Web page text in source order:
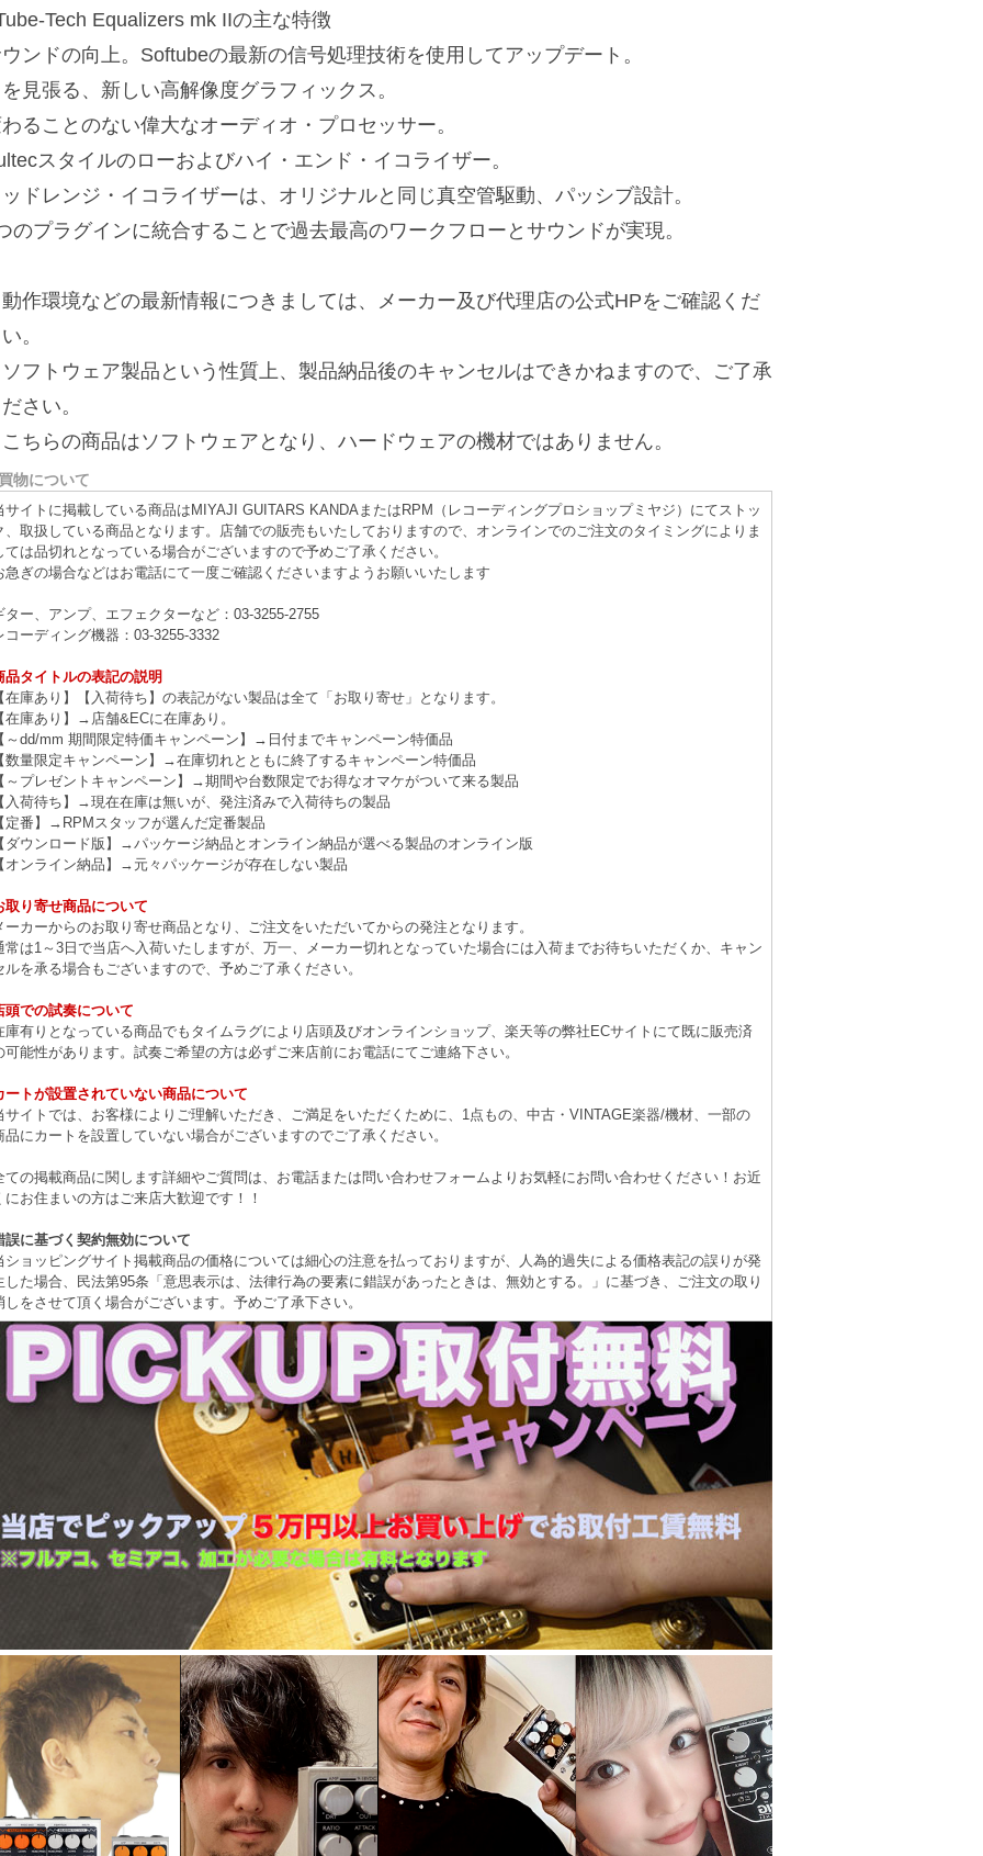
Tech Equalizers mk IIの主な特徴
ンドの向上。Softubeの最新の信号処理技術を使用してアップデート。
見張る、新しい高解像度グラフィックス。
ることのない偉大なオーディオ・プロセッサー。
スタイルのローおよびハイ・エンド・イコライザー。
ドレンジ・イコライザーは、オリジナルと同じ真空管駆動、パッシブ設計。
のプラグインに統合することで過去最高のワークフローとサウンドが実現。
作環境などの最新情報につきましては、メーカー及び代理店の公式HPをご確認くだ
。
フトウェア製品という性質上、製品納品後のキャンセルはできかねますので、ご了承
さい。
ちらの商品はソフトウェアとなり、ハードウェアの機材ではありません。
物について
サイトに掲載している商品はMIYAJI GUITARS KANDAまたはRPM（レコーディングプロショップミヤジ）にてストッ
、取扱している商品となります。店舗での販売もいたしておりますので、オンラインでのご注文のタイミングによりま
ては品切れとなっている場合がございますので予めご了承ください。
急ぎの場合などはお電話にて一度ご確認くださいますようお願いいたします
ター、アンプ、エフェクターなど：03-3255-2755
コーディング機器：03-3255-3332
品タイトルの表記の説明
在庫あり】【入荷待ち】の表記がない製品は全て「お取り寄せ」となります。
在庫あり】→店舗&ECに在庫あり。
～dd/mm 期間限定特価キャンペーン】→日付までキャンペーン特価品
数量限定キャンペーン】→在庫切れとともに終了するキャンペーン特価品
～プレゼントキャンペーン】→期間や台数限定でお得なオマケがついて来る製品
入荷待ち】→現在在庫は無いが、発注済みで入荷待ちの製品
定番】→RPMスタッフが選んだ定番製品
ダウンロード版】→パッケージ納品とオンライン納品が選べる製品のオンライン版
オンライン納品】→元々パッケージが存在しない製品
取り寄せ商品について
ーカーからのお取り寄せ商品となり、ご注文をいただいてからの発注となります。
常は1～3日で当店へ入荷いたしますが、万一、メーカー切れとなっていた場合には入荷までお待ちいただくか、キャン
ルを承る場合もございますので、予めご了承ください。
頭での試奏について
庫有りとなっている商品でもタイムラグにより店頭及びオンラインショップ、楽天等の弊社ECサイトにて既に販売済
可能性があります。試奏ご希望の方は必ずご来店前にお電話にてご連絡下さい。
ートが設置されていない商品について
サイトでは、お客様によりご理解いただき、ご満足をいただくために、1点もの、中古・VINTAGE楽器/機材、一部の
品にカートを設置していない場合がございますのでご了承ください。
ての掲載商品に関します詳細やご質問は、お電話または問い合わせフォームよりお気軽にお問い合わせください！お近
にお住まいの方はご来店大歓迎です！！
誤に基づく契約無効について
ショッピングサイト掲載商品の価格については細心の注意を払っておりますが、人為的過失による価格表記の誤りが発
した場合、民法第95条「意思表示は、法律行為の要素に錯誤があったときは、無効とする。」に基づき、ご注文の取り
しをさせて頂く場合がございます。予めご了承下さい。